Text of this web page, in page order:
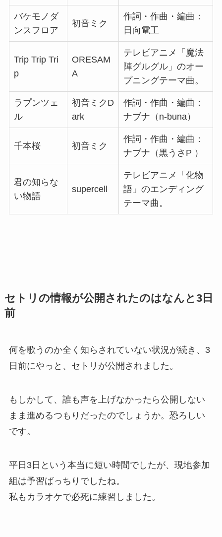
バケモノダ
ンスフロア
初音ミク
作詞・作曲・編曲：
日向電工
Trip Trip Tri
p
ORESAM
A
テレビアニメ「魔法
陣グルグル」のオー
プニングテーマ曲。
ラプンツェ
ル
初音ミクD
ark
作詞・作曲・編曲：
ナブナ（n-buna）
千本桜 初音ミク
作詞・作曲・編曲：
ナブナ（黒うさP ）
君の知らな
い物語
supercell
テレビアニメ「化物
語」のエンディング
テーマ曲。
セトリの情報が公開されたのはなんと3日
前
何を歌うのか全く知らされていない状況が続き、3
日前にやっと、セトリが公開されました。
もしかして、誰も声を上げなかったら公開しない
まま進めるつもりだったのでしょうか。恐ろしい
です。
平日3日という本当に短い時間でしたが、現地参加
組は予習ばっちりでしたね。
私もカラオケで必死に練習しました。